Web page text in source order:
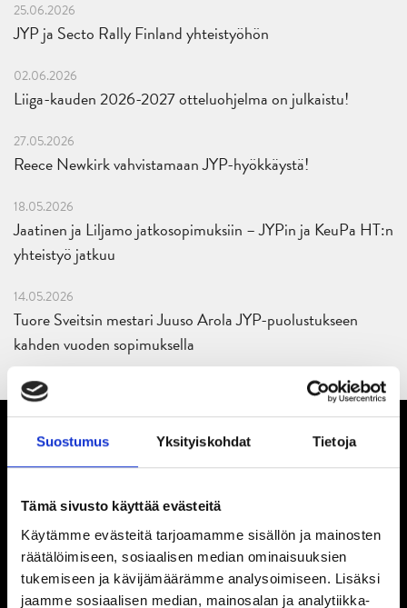
Suostumus Yksityiskohdat Tietoja
Tämä sivusto käyttää evästeitä
Käytämme evästeitä tarjoamamme sisällön ja mainosten
räätälöimiseen, sosiaalisen median ominaisuuksien
tukemiseen ja kävijämäärämme analysoimiseen. Lisäksi
jaamme sosiaalisen median, mainosalan ja analytiikka-
25.06.2026
JYP ja Secto Rally Finland yhteistyöhön
02.06.2026
Liiga-kauden 2026-2027 otteluohjelma on julkaistu!
27.05.2026
Reece Newkirk vahvistamaan JYP-hyökkäystä!
18.05.2026
Jaatinen ja Liljamo jatkosopimuksiin – JYPin ja KeuPa HT:n
yhteistyö jatkuu
14.05.2026
Tuore Sveitsin mestari Juuso Arola JYP-puolustukseen
kahden vuoden sopimuksella